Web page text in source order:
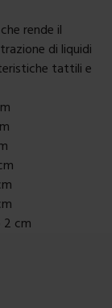
rende il
di liquidi
tattili e
2 cm